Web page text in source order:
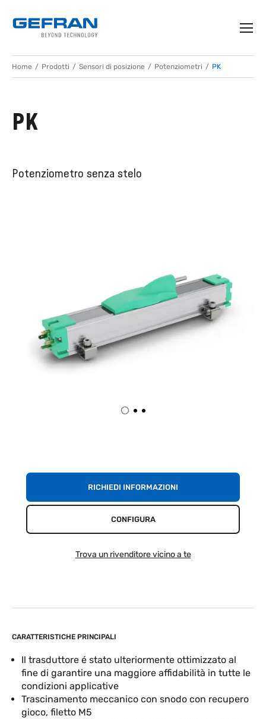
Home Prodotti Sensori di posizione Potenziometri PK
PK
Potenziometro senza stelo
CARATTERISTICHE PRINCIPALI
Il trasduttore é stato ulteriormente ottimizzato al
fine di garantire una maggiore affidabilità in tutte le
condizioni applicative
Trascinamento meccanico con snodo con recupero
gioco, filetto M5
RICHIEDI INFORMAZIONI
CONFIGURA
Trova un rivenditore vicino a te